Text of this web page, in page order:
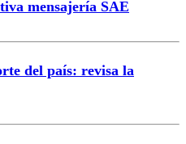
mensajería SAE
del país: revisa la